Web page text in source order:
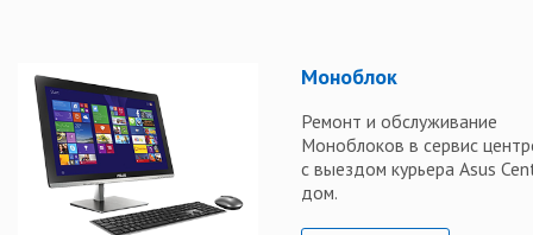
Моноблок
Ремонт и обслуживание
Моноблоков в сервис
с выездом курьера Asus
дом.